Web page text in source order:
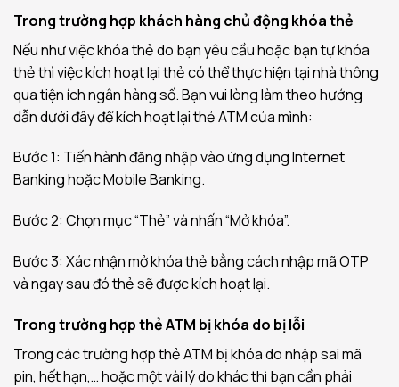
Trong trường hợp khách hàng chủ động khóa thẻ
Nếu như việc khóa thẻ do bạn yêu cầu hoặc bạn tự khóa
thẻ thì việc kích hoạt lại thẻ có thể thực hiện tại nhà thông
qua tiện ích ngân hàng số. Bạn vui lòng làm theo hướng
dẫn dưới đây để kích hoạt lại thẻ ATM của mình:
Bước 1: Tiến hành đăng nhập vào ứng dụng Internet
Banking hoặc Mobile Banking.
Bước 2: Chọn mục “Thẻ” và nhấn “Mở khóa”.
Bước 3: Xác nhận mở khóa thẻ bằng cách nhập mã OTP
và ngay sau đó thẻ sẽ được kích hoạt lại.
Trong trường hợp thẻ ATM bị khóa do bị lỗi
Trong các trường hợp thẻ ATM bị khóa do nhập sai mã
pin, hết hạn,… hoặc một vài lý do khác thì bạn cần phải